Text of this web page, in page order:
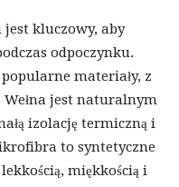
kluczowy, aby
odpoczynku.
materiały, z
Wełna jest naturalnym
izolację termiczną i
to syntetyczne
miękkością i